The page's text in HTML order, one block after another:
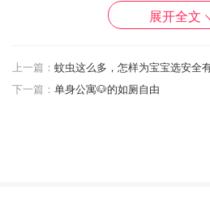
可以叠加在假睫毛上
一刷成型，刷出浓密睫毛
3. KVD 眼线笔
展开全文
上一篇： 蚊虫这么多，怎样为宝宝选安全
下一篇： 单身公寓🐶的如厕自由